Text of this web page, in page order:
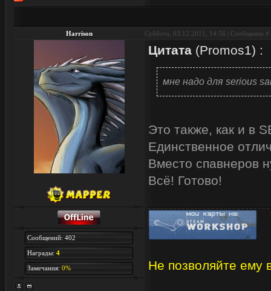
Harrison Суббота, 03.12.2011, 14:56 | Сообщение #
Сообщений: 402
Награды: 4
Замечания: 0%
Цитата (Promos1) :
мне надо для serious
Это также, как и в
Единственное
Вместо спавнеров
Всё! Готово!
Не позволяйте ему